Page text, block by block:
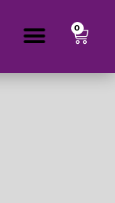
0